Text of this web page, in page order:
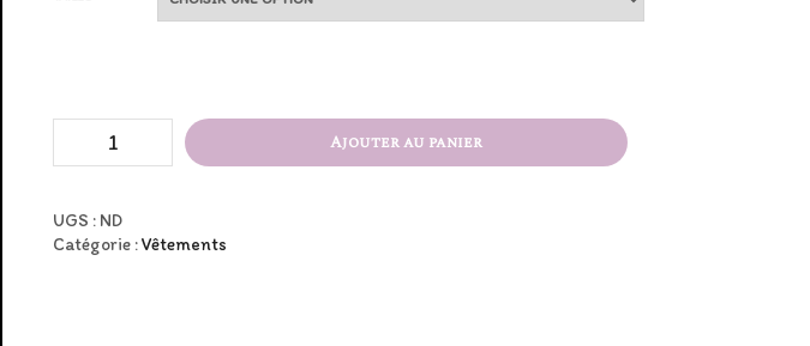
Tee
épais
à
Ajouter au panier
UGS : ND
Catégorie :Vêtements